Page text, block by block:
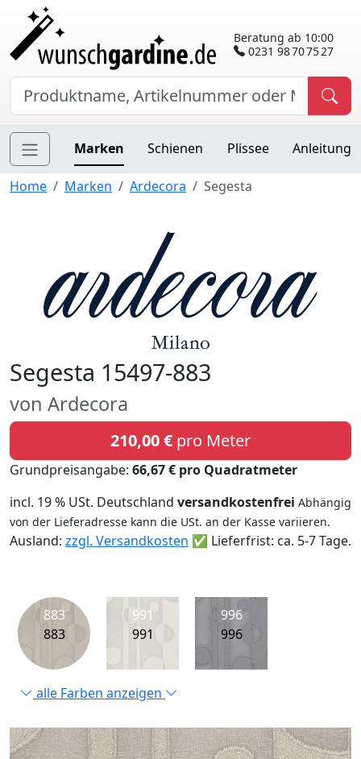
Beratung ab 10:00
0231 98 70 75 27
Marken Schienen Plissee Anleitung
Home Marken Ardecora Segesta
Segesta 15497-883
von Ardecora
210,00 € pro Meter
Grundpreisangabe: 66,67 € pro Quadratmeter
incl. 19 % USt. Deutschland versandkostenfrei Abhängig
von der Lieferadresse kann die USt. an der Kasse variieren.
Ausland: zzgl. Versandkosten ✅ Lieferfrist: ca. 5-7 Tage.
883
883
991
991
996
996
alle Farben anzeigen